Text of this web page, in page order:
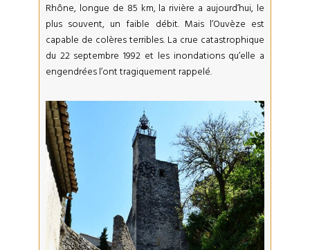
Rhône, longue de 85 km, la rivière a aujourd’hui, le
plus souvent, un faible débit. Mais l’Ouvèze est
capable de colères terribles. La crue catastrophique
du 22 septembre 1992 et les inondations qu’elle a
engendrées l’ont tragiquement rappelé.